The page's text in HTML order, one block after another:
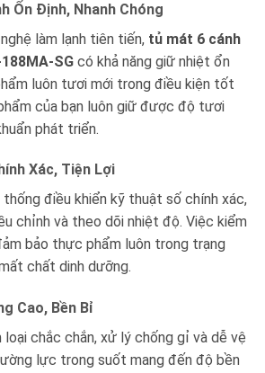
Ổn Định, Nhanh Chóng
làm lạnh tiên tiến, tủ mát 6 cánh
SG có khả năng giữ nhiệt ổn
luôn tươi mới trong điều kiện tốt
của bạn luôn giữ được độ tươi
phát triển.
Xác, Tiện Lợi
điều khiển kỹ thuật số chính xác,
chỉnh và theo dõi nhiệt độ. Việc kiểm
bảo thực phẩm luôn trong trạng
chất dinh dưỡng.
Cao, Bền Bỉ
chắc chắn, xử lý chống gỉ và dễ vệ
lực trong suốt mang đến độ bền